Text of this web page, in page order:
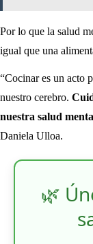
Por lo que la salud
igual que una
“Cocinar es un acto
nuestro cerebro.
nuestra salud
Daniela Ulloa.
🌿